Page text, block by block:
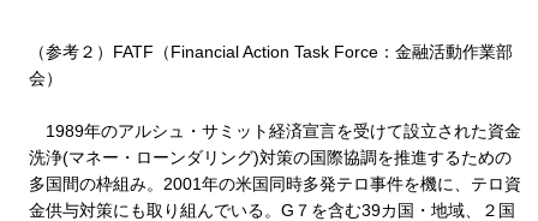
（参考２）FATF（Financial Action Task Force：金融活動作業部
会）
1989年のアルシュ・サミット経済宣言を受けて設立された資金
洗浄(マネー・ローンダリング)対策の国際協調を推進するための
多国間の枠組み。2001年の米国同時多発テロ事件を機に、テロ資
金供与対策にも取り組んでいる。G７を含む39カ国・地域、２国